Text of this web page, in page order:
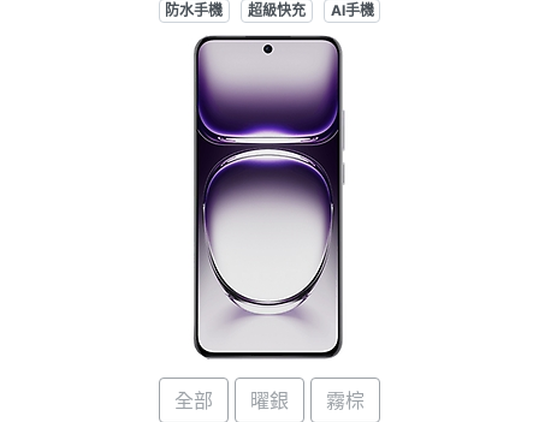
防水手機 超級快充 AI手機
全部 曜銀 霧棕